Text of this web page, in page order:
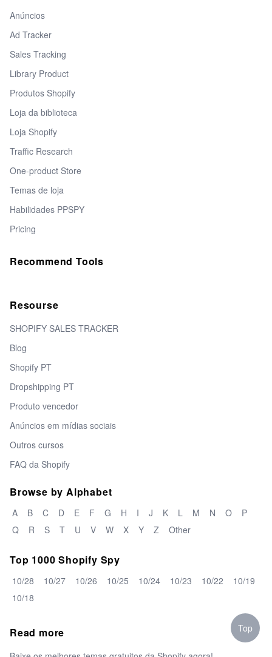
Anúncios
Ad Tracker
Sales Tracking
Library Product
Produtos Shopify
Loja da biblioteca
Loja Shopify
Traffic Research
One-product Store
Temas de loja
Habilidades PPSPY
Pricing
Recommend Tools
Resourse
SHOPIFY SALES TRACKER
Blog
Shopify PT
Dropshipping PT
Produto vencedor
Anúncios em mídias sociais
Outros cursos
FAQ da Shopify
Browse by Alphabet
A B C D E F G H I J K L M N O
P
Q
R S T U V W X Y Z Other
Top 1000 Shopify Spy
10/28 10/27 10/26 10/25 10/24 10/23 10/22
10/19
10/18
Read more Top